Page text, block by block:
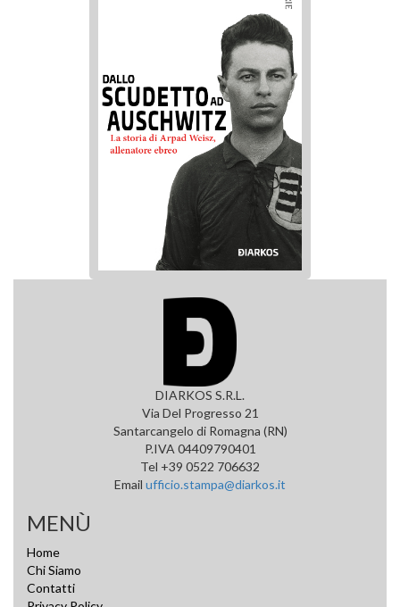
DIARKOS S.R.L.
Via Del Progresso 21
Santarcangelo di Romagna (RN)
P.IVA 04409790401
Tel +39 0522 706632
Email ufficio.stampa@diarkos.it
MENÙ
Home
Chi Siamo
Contatti